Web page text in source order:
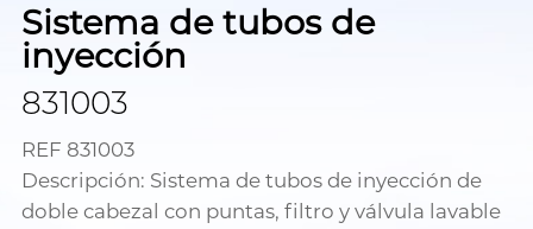
Sistema de tubos de
inyección
831003
REF 831003
Descripción: Sistema de tubos de inyección de
doble cabezal con puntas, filtro y válvula lavable